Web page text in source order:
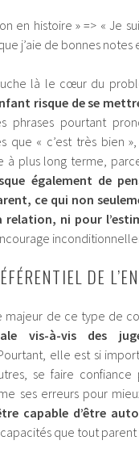
en histoire » => « Je
j’aie de bonnes notes
là le cœur du
risque de se
phrases pourtant
que « c’est très bien
à plus long terme,
également de
ce qui non
ni pour
DE
majeur de ce type de
vis-à-vis des
elle est si
se faire
ses erreurs pour
capable d’être
capacités que tout